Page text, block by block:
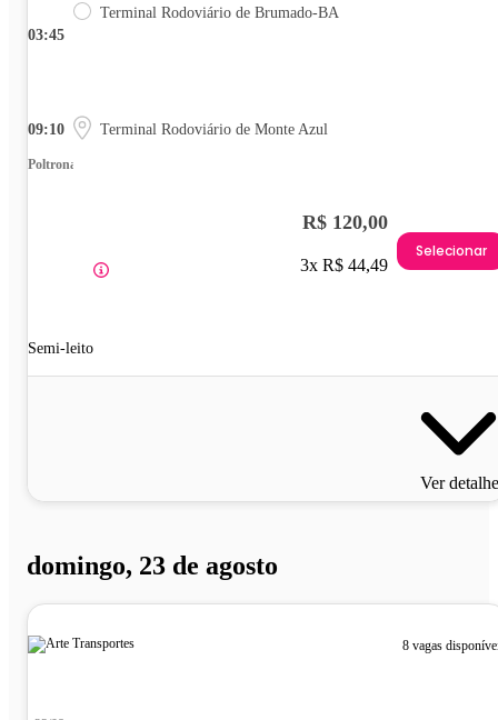
03:45
Terminal Rodoviário de Brumado-BA
09:10 Terminal Rodoviário de Monte Azul
Poltrona
Semi-leito
R$ 120,00
3x R$ 44,49
Selecionar
Ver
domingo, 23 de agosto
8 vagas